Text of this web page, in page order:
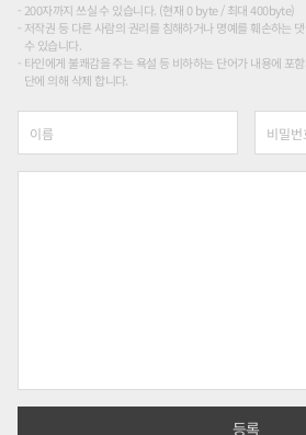
200자까지 쓰실 수 있습니다. (현재 0 byte / 최대 400byte)
저작권 등 다른 사람의 권리를 침해하거나 명예를 훼손하는
수 있습니다.
타인에게 불쾌감을 주는 욕설 등 비하하는 단어가 내용에 포
단에 의해 삭제 합니다.